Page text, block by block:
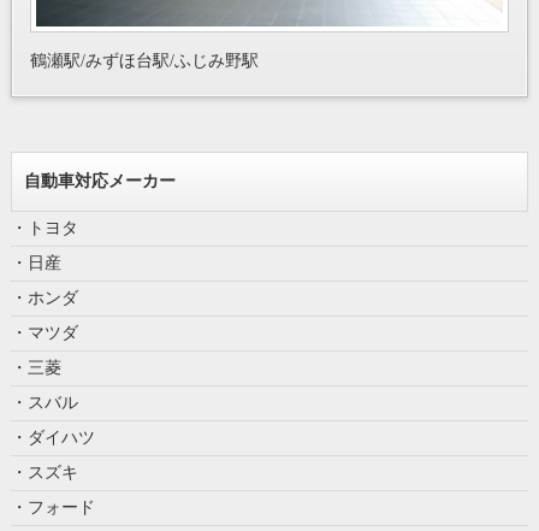
鶴瀬駅/みずほ台駅/ふじみ野駅
自動車対応メーカー
・トヨタ
・日産
・ホンダ
・マツダ
・三菱
・スバル
・ダイハツ
・スズキ
・フォード